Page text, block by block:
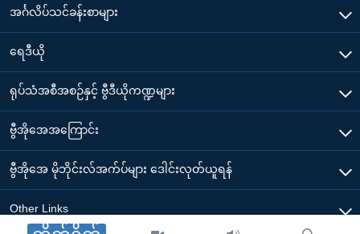
အင်္ဂလိပ်သင်ခန်းစာများ
ရေဒီယို
ရုပ်သံအစီအစဉ်နှင့် ဗွီဒီယိုကဏ္ဍများ
ဗွီအိုအေအကြောင်း
ဗွီအိုအေ မိုဘိုင်းလ်အက်ပ်များ ဒေါင်းလုတ်ယူရန်
Other Links